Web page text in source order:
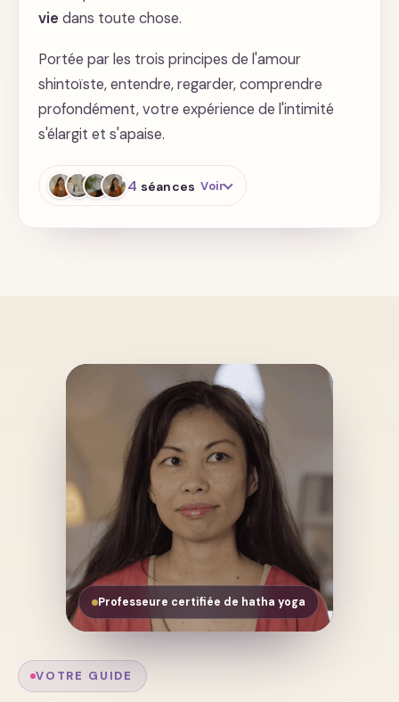
Angles, profondeurs, découvrez
bassin pratique
Honorez votre temple sacré
vie dans toute chose.
Portée par les trois principes de l'amour
shintoïste, entendre, regarder, comprendre
profondément, votre expérience de l'intimité
s'élargit et s'apaise.
4 séances Voir
S'unir à la vie dans toutes choses :
Visualisation
Maguwai - l'Art du s'unir à l'Univers
à travers l'autre
Professeure certifiée de hatha yoga
VOTRE GUIDE